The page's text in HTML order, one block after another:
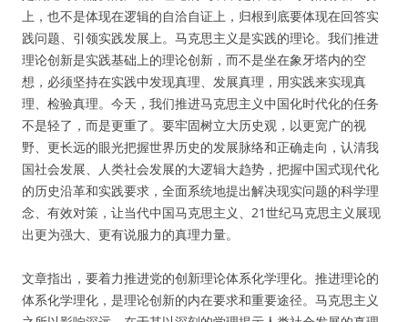
上，也不是体现在逻辑的自洽自证上，归根到底要体现在回答实
践问题、引领实践发展上。马克思主义是实践的理论。我们推进
理论创新是实践基础上的理论创新，而不是坐在象牙塔内的空
想，必须坚持在实践中发现真理、发展真理，用实践来实现真
理、检验真理。今天，我们推进马克思主义中国化时代化的任务
不是轻了，而是更重了。要牢固树立大历史观，以更宽广的视
野、更长远的眼光把握世界历史的发展脉络和正确走向，认清我
国社会发展、人类社会发展的大逻辑大趋势，把握中国式现代化
的历史沿革和实践要求，全面系统地提出解决现实问题的科学理
念、有效对策，让当代中国马克思主义、21世纪马克思主义展现
出更为强大、更有说服力的真理力量。
文章指出，要着力推进党的创新理论体系化学理化。推进理论的
体系化学理化，是理论创新的内在要求和重要途径。马克思主义